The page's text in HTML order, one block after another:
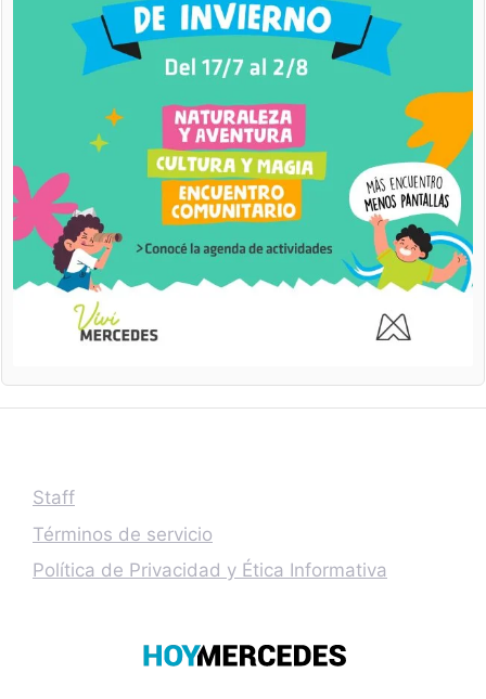
Staff
Términos de servicio
Política de Privacidad y Ética Informativa